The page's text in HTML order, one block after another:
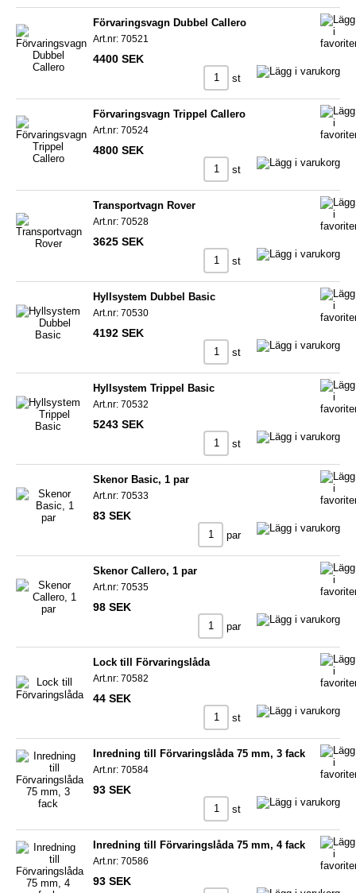
Förvaringsvagn Dubbel Callero
Art.nr: 70521
4400 SEK
st
Förvaringsvagn Trippel Callero
Art.nr: 70524
4800 SEK
st
Transportvagn Rover
Art.nr: 70528
3625 SEK
st
Hyllsystem Dubbel Basic
Art.nr: 70530
4192 SEK
st
Hyllsystem Trippel Basic
Art.nr: 70532
5243 SEK
st
Skenor Basic, 1 par
Art.nr: 70533
83 SEK
par
Skenor Callero, 1 par
Art.nr: 70535
98 SEK
par
Lock till Förvaringslåda
Art.nr: 70582
44 SEK
st
Inredning till Förvaringslåda 75 mm, 3 fack
Art.nr: 70584
93 SEK
st
Inredning till Förvaringslåda 75 mm, 4 fack
Art.nr: 70586
93 SEK